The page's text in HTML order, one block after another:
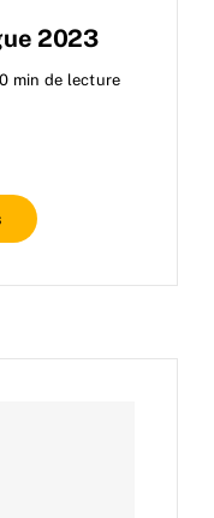
2023
0 min de lecture